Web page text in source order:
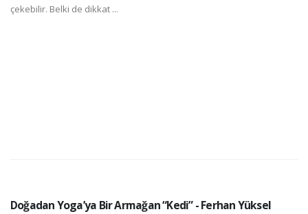
çekebilir. Belki de dikkat ...
Doğadan Yoga’ya Bir Armağan “Kedi” - Ferhan Yüksel